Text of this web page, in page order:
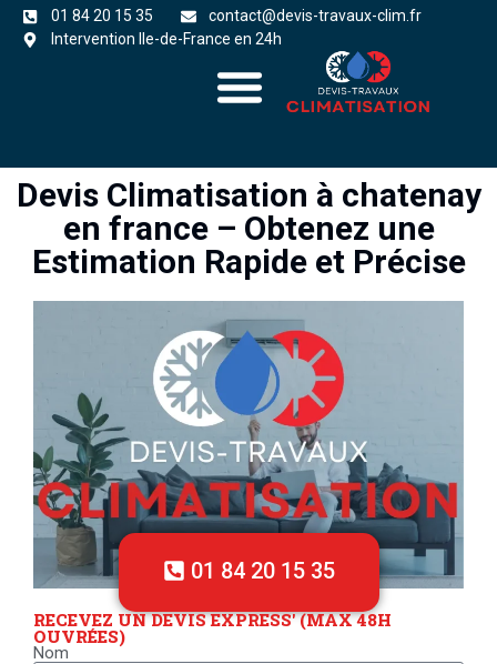
01 84 20 15 35
contact@devis-travaux-clim.fr
Intervention Ile-de-France en 24h
Devis Climatisation à chatenay
en france – Obtenez une
Estimation Rapide et Précise
01 84 20 15 35
RECEVEZ UN DEVIS EXPRESS' (MAX 48H
OUVRÉES)
Nom